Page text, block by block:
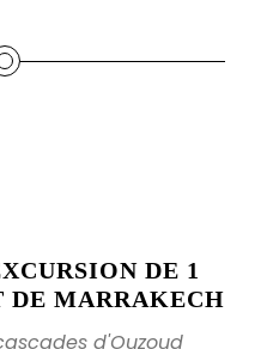
DE 1
DE MARRAKECH
d'Ouzoud